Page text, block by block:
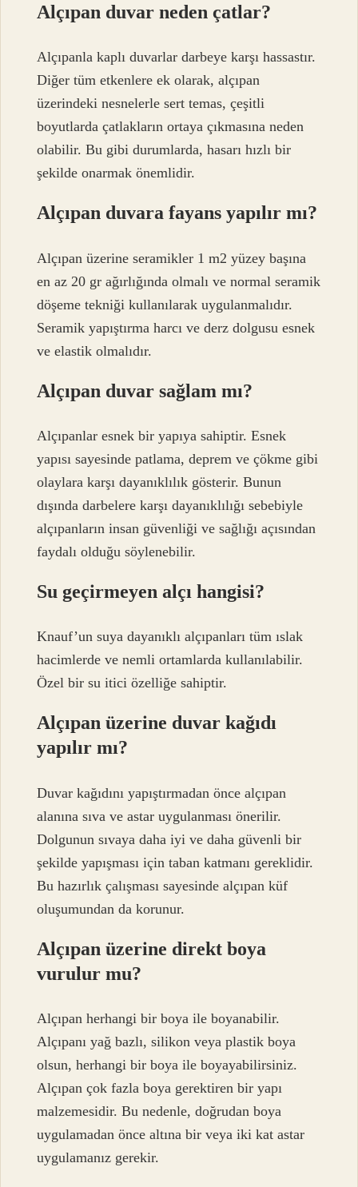
Alçıpan duvar neden çatlar?
Alçıpanla kaplı duvarlar darbeye karşı hassastır.
Diğer tüm etkenlere ek olarak, alçıpan
üzerindeki nesnelerle sert temas, çeşitli
boyutlarda çatlakların ortaya çıkmasına neden
olabilir. Bu gibi durumlarda, hasarı hızlı bir
şekilde onarmak önemlidir.
Alçıpan duvara fayans yapılır mı?
Alçıpan üzerine seramikler 1 m2 yüzey başına
en az 20 gr ağırlığında olmalı ve normal seramik
döşeme tekniği kullanılarak uygulanmalıdır.
Seramik yapıştırma harcı ve derz dolgusu esnek
ve elastik olmalıdır.
Alçıpan duvar sağlam mı?
Alçıpanlar esnek bir yapıya sahiptir. Esnek
yapısı sayesinde patlama, deprem ve çökme gibi
olaylara karşı dayanıklılık gösterir. Bunun
dışında darbelere karşı dayanıklılığı sebebiyle
alçıpanların insan güvenliği ve sağlığı açısından
faydalı olduğu söylenebilir.
Su geçirmeyen alçı hangisi?
Knauf’un suya dayanıklı alçıpanları tüm ıslak
hacimlerde ve nemli ortamlarda kullanılabilir.
Özel bir su itici özelliğe sahiptir.
Alçıpan üzerine duvar kağıdı
yapılır mı?
Duvar kağıdını yapıştırmadan önce alçıpan
alanına sıva ve astar uygulanması önerilir.
Dolgunun sıvaya daha iyi ve daha güvenli bir
şekilde yapışması için taban katmanı gereklidir.
Bu hazırlık çalışması sayesinde alçıpan küf
oluşumundan da korunur.
Alçıpan üzerine direkt boya
vurulur mu?
Alçıpan herhangi bir boya ile boyanabilir.
Alçıpanı yağ bazlı, silikon veya plastik boya
olsun, herhangi bir boya ile boyayabilirsiniz.
Alçıpan çok fazla boya gerektiren bir yapı
malzemesidir. Bu nedenle, doğrudan boya
uygulamadan önce altına bir veya iki kat astar
uygulamanız gerekir.